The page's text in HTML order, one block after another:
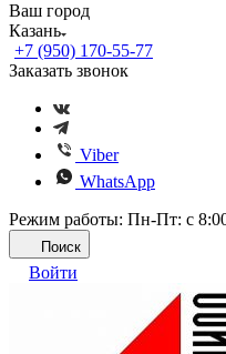
Ваш город
Казань
+7 (950) 170-55-77
Заказать звонок
Viber
WhatsApp
Режим работы: Пн-Пт: с
Поиск
Войти